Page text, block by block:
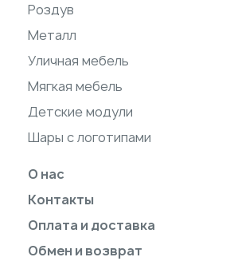
Роздув
Металл
Уличная мебель
Мягкая мебель
Детские модули
Шары с логотипами
О нас
Контакты
Оплата и доставка
Обмен и возврат